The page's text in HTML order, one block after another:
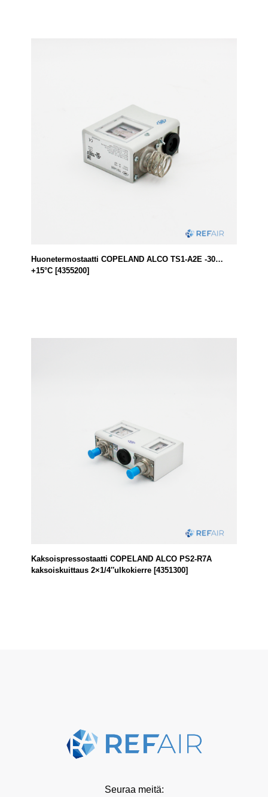
Huonetermostaatti COPELAND ALCO TS1-A2E -30…
+15°C [4355200]
Kaksoispressostaatti COPELAND ALCO PS2-R7A
kaksoiskuittaus 2×1/4″ulkokierre [4351300]
Seuraa meitä: